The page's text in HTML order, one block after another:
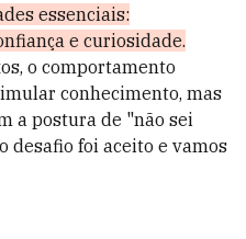
essenciais:
e curiosidade.
o comportamento
conhecimento, mas
a postura de "não sei
desafio foi aceito e vamos